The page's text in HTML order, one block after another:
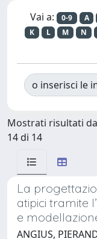
Vai a: 0-9 A
K
L M N
o inserisci le
Mostrati risultati
14 di 14
La
atipici tramite
e
ANGIUS,